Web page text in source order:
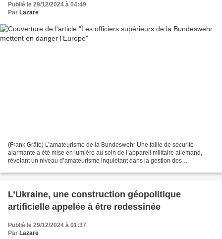
Publié le 29/12/2024 à 04:49
Par Lazare
(Frank Gräfe) L’amateurisme de la Bundeswehr Une faille de sécurité
alarmante a été mise en lumière au sein de l’appareil militaire allemand,
révélant un niveau d’amateurisme inquiétant dans la gestion des
L’Ukraine, une construction géopolitique
artificielle appelée à être redessinée
Publié le 29/12/2024 à 01:37
Par Lazare